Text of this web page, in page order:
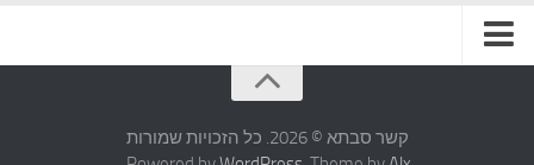
קשר סבתא © 2026. כל הזכויות שמורות